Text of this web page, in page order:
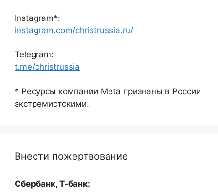
Instagram*:
instagram.com/christrussia.ru/
Telegram:
t.me/christrussia
* Ресурсы компании Meta признаны в России
экстремистскими.
Внести пожертвование
Сбербанк, Т-банк: